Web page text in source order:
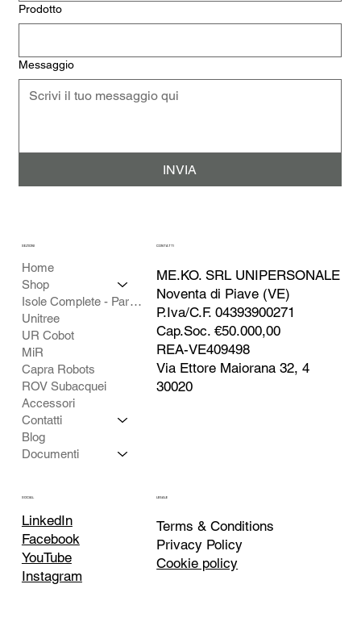
Prodotto
Messaggio
INVIA
SEZIONI
Home
Shop
Isole Complete - Partner
Unitree
UR Cobot
MiR
Capra Robots
ROV Subacquei
Accessori
Contatti
Blog
Documenti
LEGALE
Terms & Conditions
Privacy Policy
Cookie policy
SOCIAL
LinkedIn
Facebook
YouTube
Instagram
CONTATTI
ME.KO. SRL UNIPERSONALE
Via Ettore Maiorana 32, 4
30020
Noventa di Piave (VE)
P.Iva/C.F. 04393900271
Cap.Soc. €50.000,00
REA-VE409498